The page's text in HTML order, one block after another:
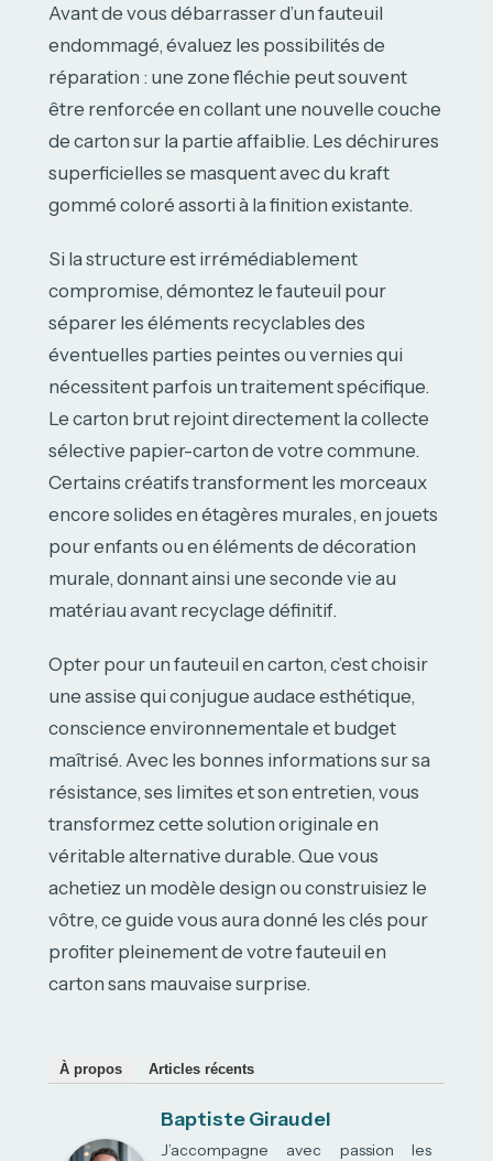
Avant de vous débarrasser d’un fauteuil
endommagé, évaluez les possibilités de
réparation : une zone fléchie peut souvent
être renforcée en collant une nouvelle couche
de carton sur la partie affaiblie. Les déchirures
superficielles se masquent avec du kraft
gommé coloré assorti à la finition existante.
Si la structure est irrémédiablement
compromise, démontez le fauteuil pour
séparer les éléments recyclables des
éventuelles parties peintes ou vernies qui
nécessitent parfois un traitement spécifique.
Le carton brut rejoint directement la collecte
sélective papier-carton de votre commune.
Certains créatifs transforment les morceaux
encore solides en étagères murales, en jouets
pour enfants ou en éléments de décoration
murale, donnant ainsi une seconde vie au
matériau avant recyclage définitif.
Opter pour un fauteuil en carton, c’est choisir
une assise qui conjugue audace esthétique,
conscience environnementale et budget
maîtrisé. Avec les bonnes informations sur sa
résistance, ses limites et son entretien, vous
transformez cette solution originale en
véritable alternative durable. Que vous
achetiez un modèle design ou construisiez le
vôtre, ce guide vous aura donné les clés pour
profiter pleinement de votre fauteuil en
carton sans mauvaise surprise.
À propos Articles récents
Baptiste Giraudel
J’accompagne avec passion les